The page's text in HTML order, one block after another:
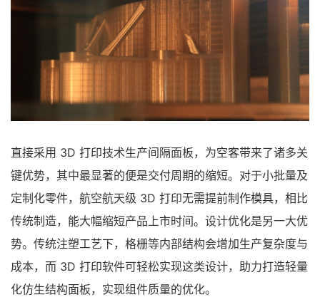
直接采用 3D 打印技术生产间隔面板，为空客带来了诸多关
键优势，其中最显著的便是交付周期的缩短。对于小批量及
定制化零件，航空航天级 3D 打印无需提前制作模具，相比
传统制造，能大幅缩短产品上市时间。设计优化是另一大优
势。传统注塑工艺下，格栅等内部结构会增加生产复杂度与
成本，而 3D 打印软件可轻松实现这类设计，助力打造轻量
化仿生结构面板，实现组件质量的优化。